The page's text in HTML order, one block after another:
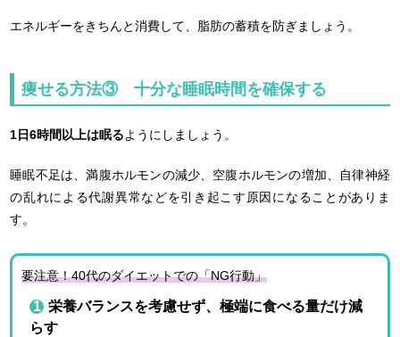
エネルギーをきちんと消費して、脂肪の蓄積を防ぎましょう。
痩せる方法③ 十分な睡眠時間を確保する
1日6時間以上は眠るようにしましょう。
睡眠不足は、満腹ホルモンの減少、空腹ホルモンの増加、自律神経
の乱れによる代謝異常などを引き起こす原因になることがありま
す。
要注意！40代のダイエットでの「NG行動」
栄養バランスを考慮せず、極端に食べる量だけ減
らす